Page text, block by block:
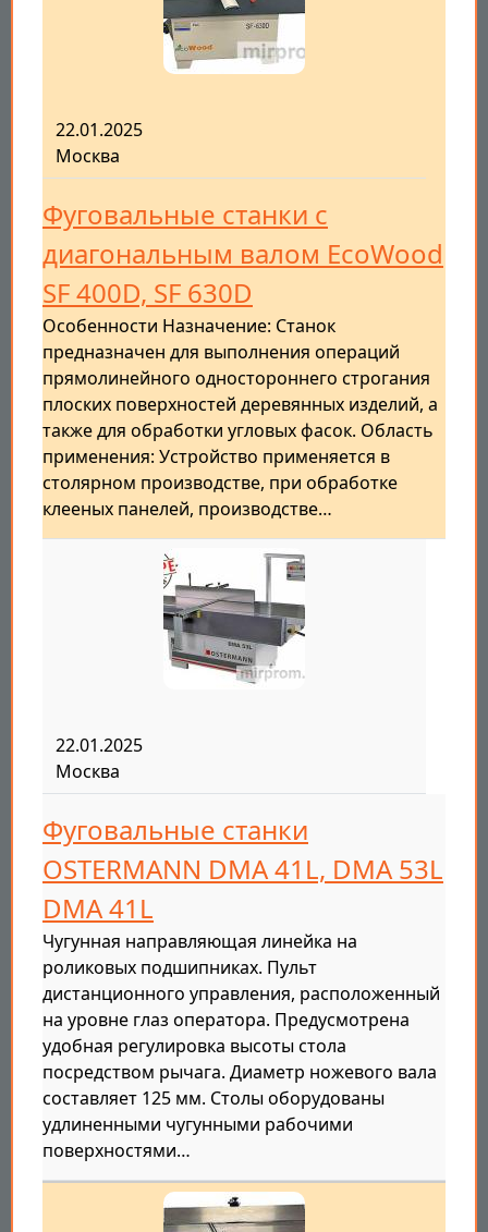
22.01.2025
Москва
Фуговальные станки с
диагональным валом EcoWood
SF 400D, SF 630D
Особенности Назначение: Станок
предназначен для выполнения операций
прямолинейного одностороннего строгания
плоских поверхностей деревянных изделий, а
также для обработки угловых фасок. Область
применения: Устройство применяется в
столярном производстве, при обработке
клееных панелей, производстве…
22.01.2025
Москва
Фуговальные станки
OSTERMANN DMA 41L, DMA 53L
DMA 41L
Чугунная направляющая линейка на
роликовых подшипниках. Пульт
дистанционного управления, расположенный
на уровне глаз оператора. Предусмотрена
удобная регулировка высоты стола
посредством рычага. Диаметр ножевого вала
составляет 125 мм. Столы оборудованы
удлиненными чугунными рабочими
поверхностями…